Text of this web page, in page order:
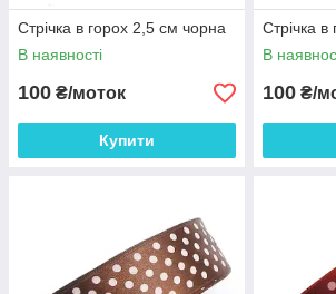
Стрічка в горох 2,5 см чорна
В наявності
100 ₴/моток
Купити
Стрічка в
В
100 ₴/